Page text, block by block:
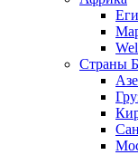
Страны